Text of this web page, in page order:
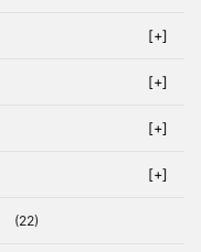
[+]
[+]
[+]
[+]
(22)